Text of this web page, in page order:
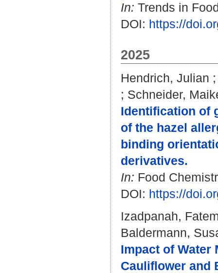
In: Trends in
DOI: https://
2025
Hendrich, Julian
; Schneider,
Identification of
of the hazel
binding
derivatives.
In: Food
DOI: https://
Izadpanah,
Baldermann,
Impact of Water
Cauliflower and